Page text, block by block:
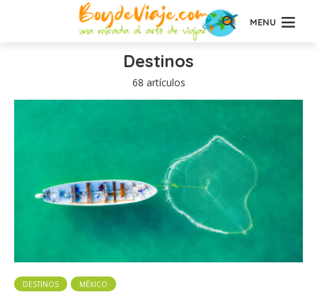
MENU
Destinos
68 artículos
DESTINOS MÉXICO